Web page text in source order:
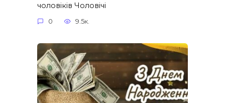
чоловіків​ Чоловічі
0 9.5к.